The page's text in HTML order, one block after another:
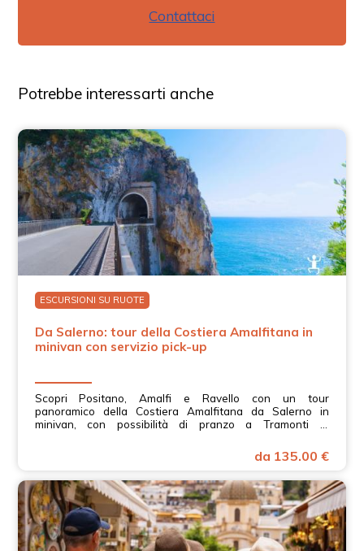
Contattaci
Potrebbe interessarti anche
ESCURSIONI SU RUOTE
Da Salerno: tour della Costiera Amalfitana in
minivan con servizio pick-up
Scopri Positano, Amalfi e Ravello con un tour
panoramico della Costiera Amalfitana da Salerno in
minivan, con possibilità di pranzo a Tramonti in
da 135.00 €